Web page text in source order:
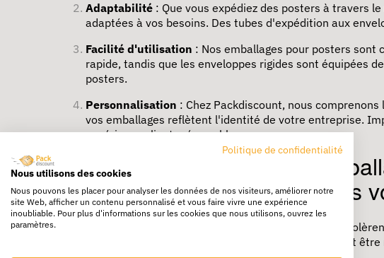
Adaptabilité : Que vous expédiez des posters à travers
adaptées à vos besoins. Des tubes d'expédition aux
Facilité d'utilisation : Nos emballages pour posters sont
rapide, tandis que les enveloppes rigides sont équipées
posters.
Personnalisation : Chez Packdiscount, nous
vos emballages reflètent l'identité de votre entreprise.
expérience client mémorable.
La boite carton tube : un
bouteille...) à utiliser pour tous
Vos posters, dessins et autres articles de papeterie ne
tube postal. Ce fourreau d'expédition est en carton. Il peut
Politique de confidentialité
Nous utilisons des cookies
Nous pouvons les placer pour analyser les données de nos visiteurs, améliorer notre
site Web, afficher un contenu personnalisé et vous faire vivre une expérience
inoubliable. Pour plus d'informations sur les cookies que nous utilisons, ouvrez les
paramètres.